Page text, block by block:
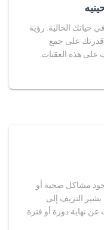
حياتك الحالية. رؤية
قدرتك على جمع
هذه العقبات.
مشاكل صحية أو
النزيف إلى
نهاية دورة أو فترة